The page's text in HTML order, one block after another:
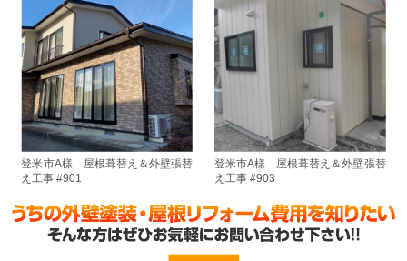
登米市A様 屋根葺替え＆外壁張替
え工事 #901
登米市A様 屋根葺替え＆外壁張替
え工事 #903